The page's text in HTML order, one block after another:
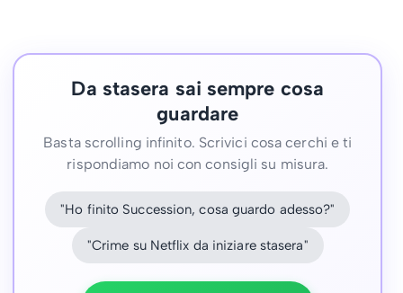
Da stasera sai sempre cosa
guardare
Basta scrolling infinito. Scrivici cosa cerchi e ti
rispondiamo noi con consigli su misura.
"Ho finito Succession, cosa guardo adesso?"
"Crime su Netflix da iniziare stasera"